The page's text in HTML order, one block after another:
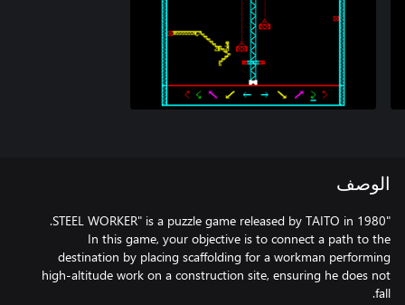
الوصف
In this game, your objective is to connect a path to the
destination by placing scaffolding for a workman performing
high-altitude work on a construction site, ensuring he does not